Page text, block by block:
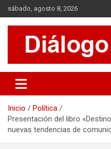
Saltar
al
contenido
sábado, agosto 8, 2026
Diálogo
Se tratan diversos temas de
aporte a la sociedad,
Inicio
Política
Presentación del libro
nuevas tendencias de